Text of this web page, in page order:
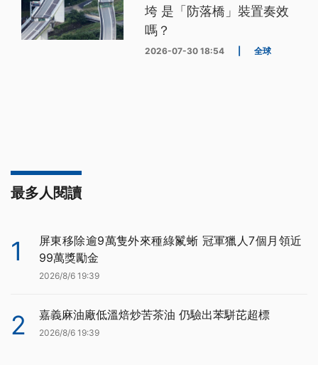
垮 是「防落橋」裝置奏效
嗎？
2026-07-30 18:54 全球
最多人閱讀
1
屏東移除逾9萬隻外來種綠鬣蜥 冠軍獵人7個月領近
99萬獎勵金
2026/8/6 19:39
2 嘉義麻油廠低溫焙炒苦茶油 仍驗出苯駢芘超標
2026/8/6 19:39